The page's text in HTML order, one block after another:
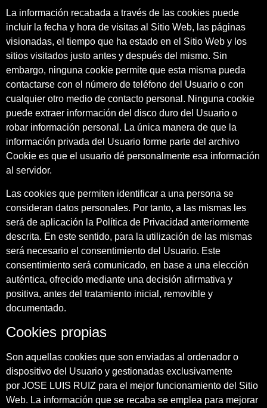
La información recabada a través de las cookies puede
incluir la fecha y hora de visitas al Sitio Web, las páginas
visionadas, el tiempo que ha estado en el Sitio Web y los
sitios visitados justo antes y después del mismo. Sin
embargo, ninguna cookie permite que esta misma pueda
contactarse con el número de teléfono del Usuario o con
cualquier otro medio de contacto personal. Ninguna cookie
puede extraer información del disco duro del Usuario o
robar información personal. La única manera de que la
información privada del Usuario forme parte del archivo
Cookie es que el usuario dé personalmente esa información
al servidor.
Las cookies que permiten identificar a una persona se
consideran datos personales. Por tanto, a las mismas les
será de aplicación la Política de Privacidad anteriormente
descrita. En este sentido, para la utilización de las mismas
será necesario el consentimiento del Usuario. Este
consentimiento será comunicado, en base a una elección
auténtica, ofrecido mediante una decisión afirmativa y
positiva, antes del tratamiento inicial, removible y
documentado.
Cookies propias
Son aquellas cookies que son enviadas al ordenador o
dispositivo del Usuario y gestionadas exclusivamente
por JOSE LUIS RUIZ para el mejor funcionamiento del Sitio
Web. La información que se recaba se emplea para mejorar